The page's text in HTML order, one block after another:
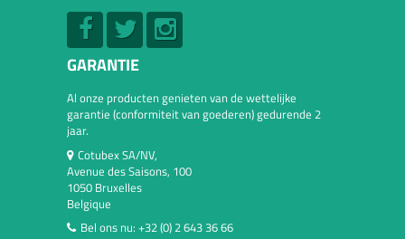
GARANTIE
Al onze producten genieten van de wettelijke
garantie (conformiteit van goederen) gedurende 2
jaar.
Cotubex SA/NV,
Avenue des Saisons, 100
1050 Bruxelles
Belgique
Bel ons nu: +32 (0) 2 643 36 66